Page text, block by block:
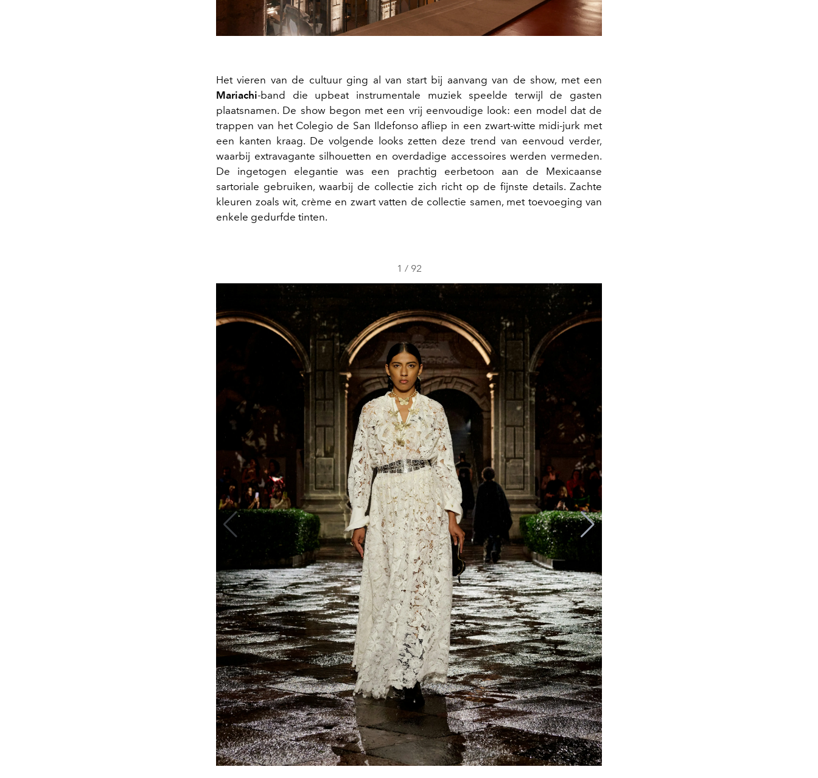
Het vieren van de cultuur ging al van start bij aanvang van de show, met een
Mariachi-band die upbeat instrumentale muziek speelde terwijl de gasten
plaatsnamen. De show begon met een vrij eenvoudige look: een model dat de
trappen van het Colegio de San Ildefonso afliep in een zwart-witte midi-jurk met
een kanten kraag. De volgende looks zetten deze trend van eenvoud verder,
waarbij extravagante silhouetten en overdadige accessoires werden vermeden.
De ingetogen elegantie was een prachtig eerbetoon aan de Mexicaanse
sartoriale gebruiken, waarbij de collectie zich richt op de fijnste details. Zachte
kleuren zoals wit, crème en zwart vatten de collectie samen, met toevoeging van
enkele gedurfde tinten.
1 / 92